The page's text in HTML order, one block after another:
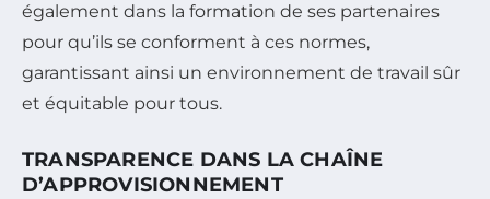
également dans la formation de ses partenaires
pour qu’ils se conforment à ces normes,
garantissant ainsi un environnement de travail sûr
et équitable pour tous.
TRANSPARENCE DANS LA CHAÎNE
D’APPROVISIONNEMENT